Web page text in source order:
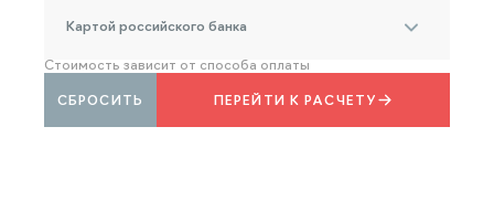
Картой российского банка
Стоимость зависит от способа оплаты
ПЕРЕЙТИ К РАСЧЕТУ
СБРОСИТЬ